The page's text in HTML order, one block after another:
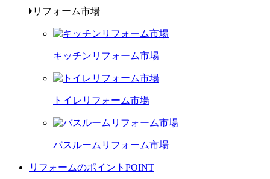
リフォーム市場
キッチンリフォーム市場
トイレリフォーム市場
バスルームリフォーム市場
リフォームのポイント POINT